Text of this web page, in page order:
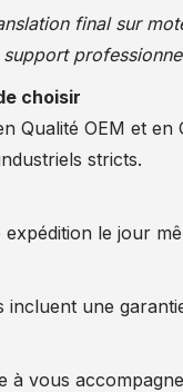
final sur
choisir
Qualité OEM et
stricts.
le jour
incluent une
à vous